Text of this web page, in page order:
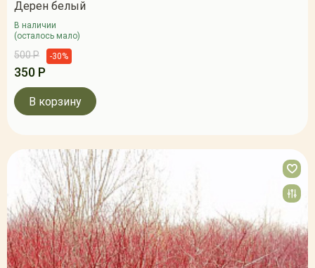
Дерен белый
В наличии
(осталось мало)
500 Р -30%
350 Р
В корзину